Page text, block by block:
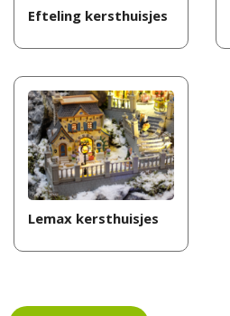
Efteling kersthuisjes
Lemax kersthuisjes